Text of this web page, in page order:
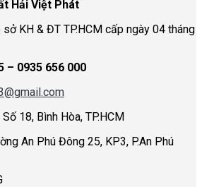
Hải Việt Phát
KH & ĐT TP.HCM cấp ngày 04 tháng
– 0935 656 000
18, Bình Hòa, TP.HCM
An Phú Đông 25, KP3, P.An Phú